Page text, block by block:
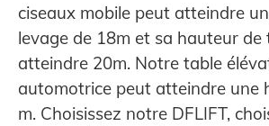
ciseaux mobile peut atteindre
levage de 18m et sa hauteur
atteindre 20m. Notre table
automotrice peut atteindre une
m. Choisissez notre DFLIFT,